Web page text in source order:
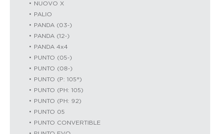
NUOVO X
PALIO
PANDA (03-)
PANDA (12-)
PANDA 4x4
PUNTO (05-)
PUNTO (08-)
PUNTO (P: 105°)
PUNTO (PH: 105)
PUNTO (PH: 92)
PUNTO 05
PUNTO CONVERTIBLE